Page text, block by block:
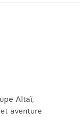
Altaï,
aventure